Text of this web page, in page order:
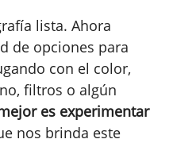
lista. Ahora
de opciones para
con el color,
filtros o algún
es experimentar
nos brinda este